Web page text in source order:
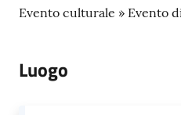
Evento culturale » Evento
Luogo